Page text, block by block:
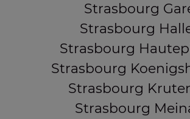
Strasbourg
Strasbourg
Strasbourg
Strasbourg
Strasbourg
Strasbourg